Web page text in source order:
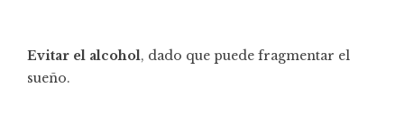
Evitar el alcohol, dado que puede fragmentar el
sueño.